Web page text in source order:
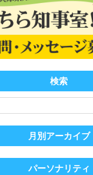
検索
月別アーカイブ
パーソナリティ